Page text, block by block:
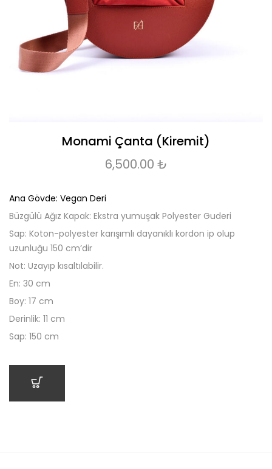
Monami Çanta (Kiremit)
6,500.00 ₺
Ana Gövde: Vegan Deri
Büzgülü Ağız Kapak: Ekstra yumuşak Polyester Guderi
Sap: Koton-polyester karışımlı dayanıklı kordon ip olup
uzunluğu 150 cm’dir
Not: Uzayıp kısaltılabilir.
En: 30 cm
Boy: 17 cm
Derinlik: 11 cm
Sap: 150 cm